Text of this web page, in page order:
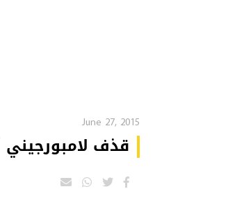
June 27, 2015
قذف لامبورجيني